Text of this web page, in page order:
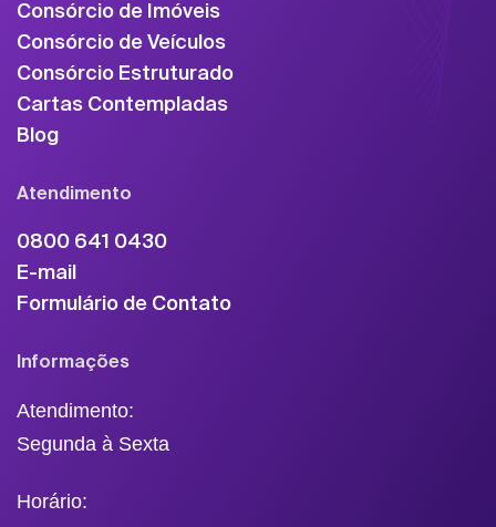
Consórcio de Imóveis
Consórcio de Veículos
Consórcio Estruturado
Cartas Contempladas
Blog
Atendimento
0800 641 0430
E-mail
Formulário de Contato
Informações
Atendimento:
Segunda à Sexta
Horário: